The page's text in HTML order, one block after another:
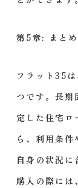
第5章: まとめ
フラット35
つです。長期
定した住宅ロ
ら、利用条件
自身の状況
購入の際には